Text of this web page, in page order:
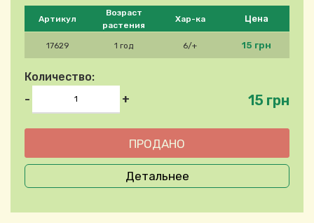
Please select product
Артикул
Возраст
растения
Хар-ка Цена
17629 1 год 6/+ 15 грн
Количество:
-
+ 15 грн
Детальнее